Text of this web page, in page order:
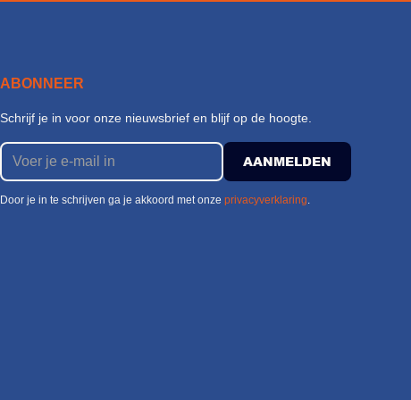
ABONNEER
Schrijf je in voor onze nieuwsbrief en blijf op de hoogte.
Door je in te schrijven ga je akkoord met onzeprivacyverklaring